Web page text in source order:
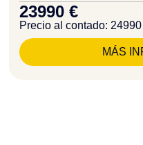
23990 €
Precio al contado:
MÁS